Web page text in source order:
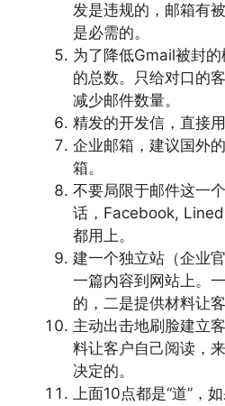
发是违规的，邮箱有
是必需的。
为了降低Gmail被封
的总数。只给对口的
减少邮件数量。
精发的开发信，直接
企业邮箱，建议国外
箱。
不要局限于邮件这一
话，Facebook,
都用上。
建一个独立站（企业
一篇内容到网站上。
的，二是提供材料让客
主动出击地刷脸建立
料让客户自己阅读，
决定的。
上面10点都是“道”，